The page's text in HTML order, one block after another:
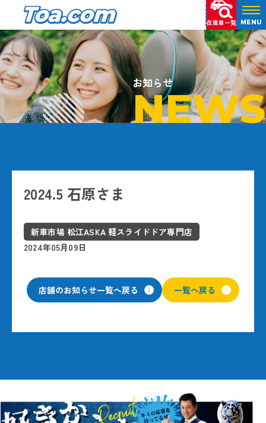
在庫車一覧 MENU
お知らせ
NEWS
2024.5 石原さま
新車市場 松江ASKA 軽スライドドア専門店
2024年05月09日
店舗のお知らせ一覧へ戻る 一覧へ戻る